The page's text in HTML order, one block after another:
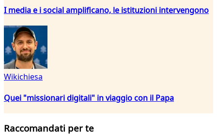
I media e i social amplificano, le istituzioni intervengono
Wikichiesa
Quei "missionari digitali" in viaggio con il Papa
Raccomandati per te